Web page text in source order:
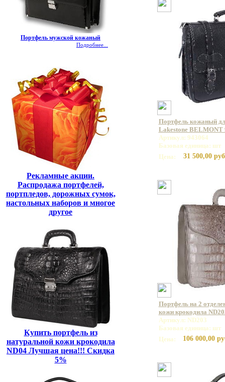
Портфель мужской кожаный
Подробнее...
Рекламные акции.
Распродажа портфелей,
портпледов, дорожных сумок,
настольных наборов и многое
другое
Купить портфель из
натуральной кожи крокодила
ND04 Лучшая цена!!! Скидка
5%
Портфель кожаный
Lakestone BELMONT
Артикул: 943064
Базовая единица: шт
Цена:
31 500,00
Портфель на 2
кожи крокодила
Артикул: ND203
Базовая единица: шт
Цена:
106 000,00